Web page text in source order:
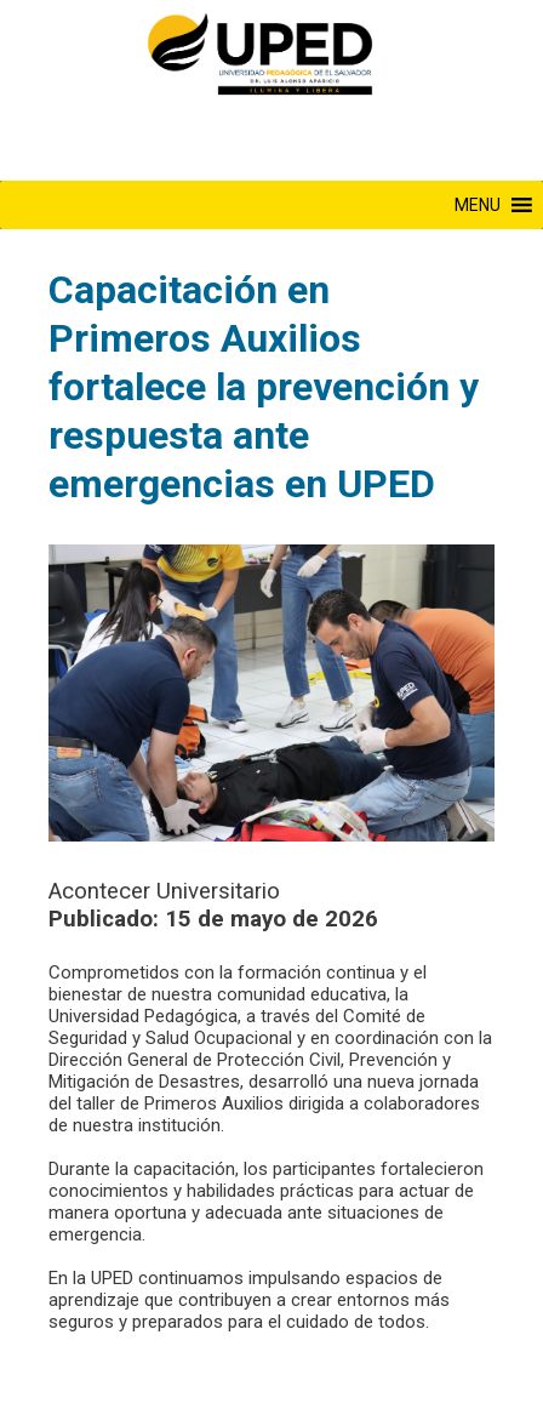
MENU
Capacitación en
Primeros Auxilios
fortalece la prevención y
respuesta ante
emergencias en UPED
Acontecer Universitario
Publicado: 15 de mayo de 2026
Comprometidos con la formación continua y el
bienestar de nuestra comunidad educativa, la
Universidad Pedagógica, a través del Comité de
Seguridad y Salud Ocupacional y en coordinación con la
Dirección General de Protección Civil, Prevención y
Mitigación de Desastres, desarrolló una nueva jornada
del taller de Primeros Auxilios dirigida a colaboradores
de nuestra institución.
Durante la capacitación, los participantes fortalecieron
conocimientos y habilidades prácticas para actuar de
manera oportuna y adecuada ante situaciones de
emergencia.
En la UPED continuamos impulsando espacios de
aprendizaje que contribuyen a crear entornos más
seguros y preparados para el cuidado de todos.